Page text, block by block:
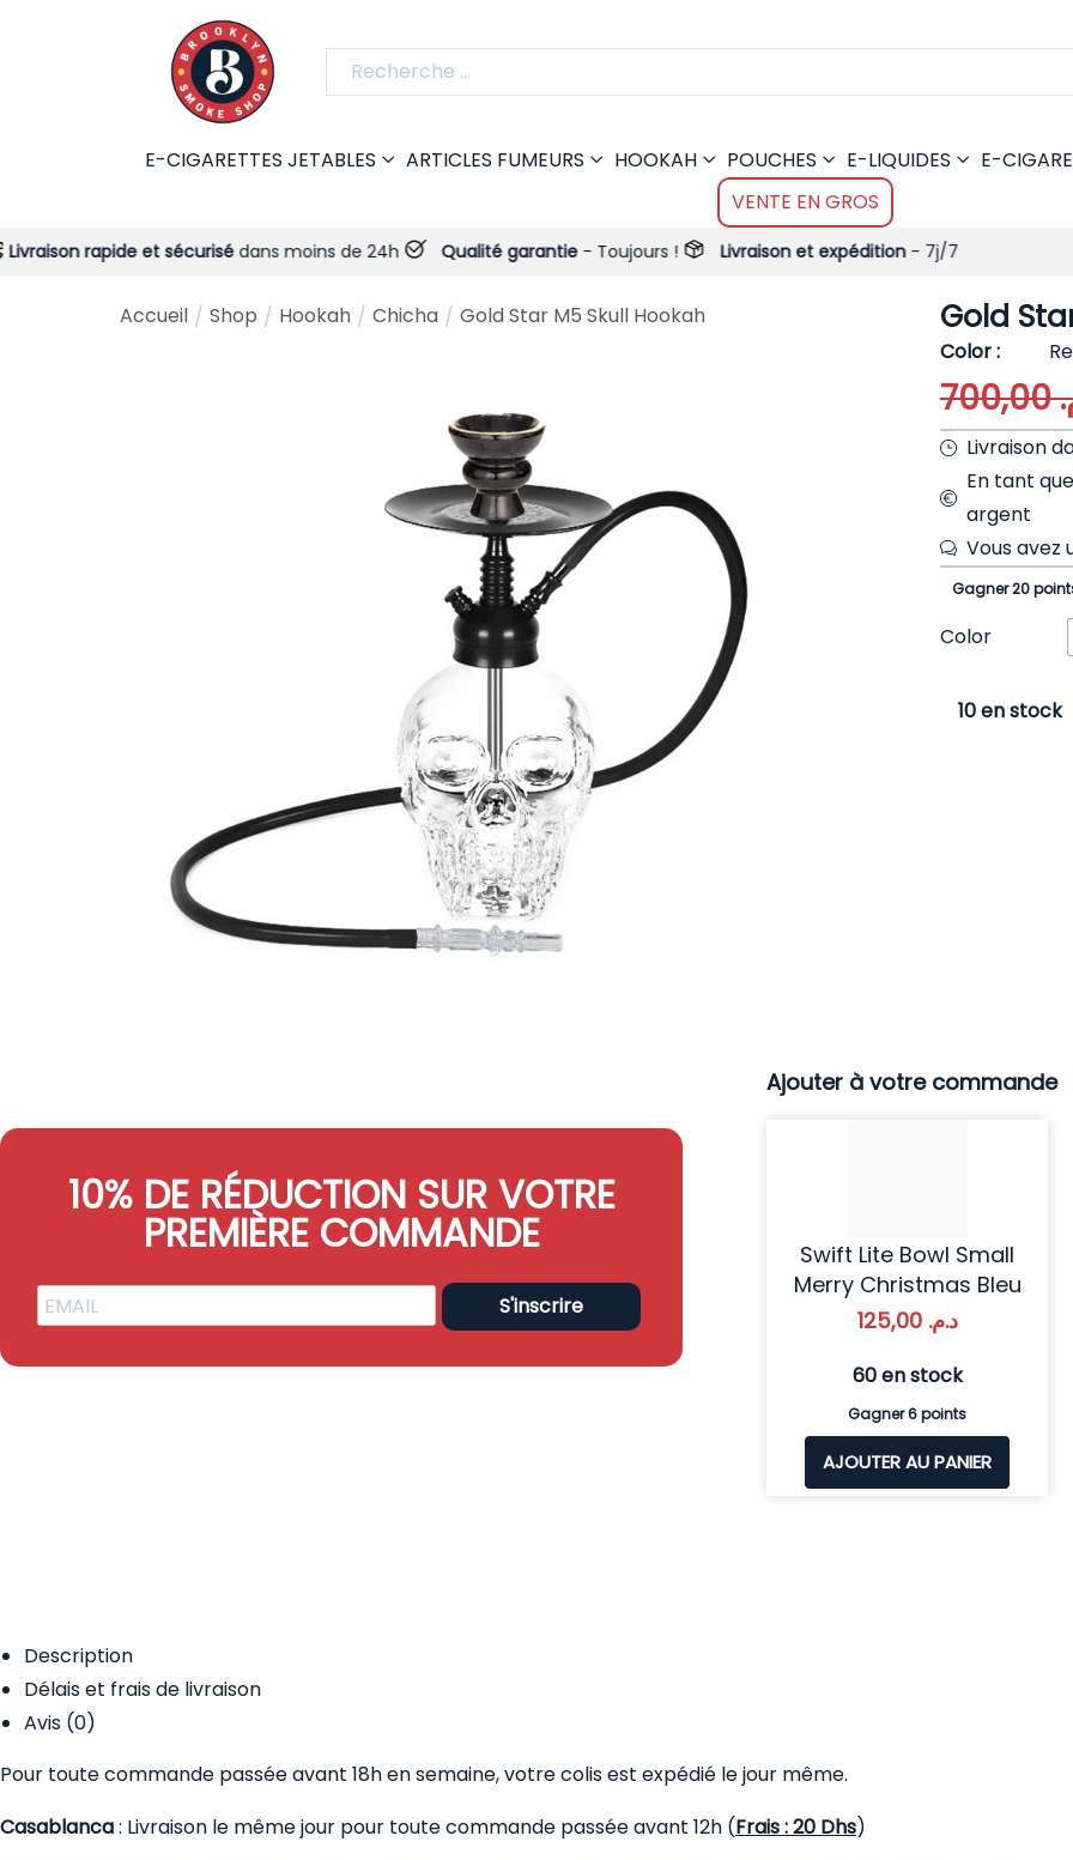
E-CIGARETTES JETABLES ARTICLES FUMEURS HOOKAH POUCHES E-LIQUIDES
E-
VENTE EN GROS
rapide et sécurisédans moins de 24h Qualité garantie- Toujours ! Livraison et expédition- 7j/7
Accueil / Shop / Hookah / Chicha / Gold Star M5 Skull Hookah Gold
Color
700,00
Livraison
En tant
argent
Vous avez
Gagner 20
Color
10 en stock
10% DE RÉDUCTION SUR VOTRE
PREMIÈRE COMMANDE
S'inscrire
Ajouter à votre commande
Swift Lite Bowl Small
Merry Christmas Bleu
د.م. 125,00
60 en stock
Gagner 6 points
AJOUTER AU PANIER
Description
Délais et frais de livraison
Avis (0)
Pour toute commande passée avant 18h en semaine, votre colis est expédié le jour même.
Casablanca: Livraison le même jour pour toute commande passée avant 12h (Frais : 20 Dhs)